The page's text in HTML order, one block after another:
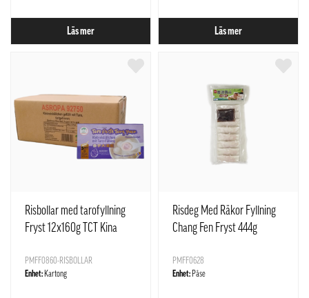
Läs mer Läs mer
Risbollar med tarofyllning
Fryst 12x160g TCT Kina
PMFF0860-RISBOLLAR
Enhet: Kartong
Risdeg Med Räkor Fyllning
Chang Fen Fryst 444g
PMFF0628
Enhet: Påse